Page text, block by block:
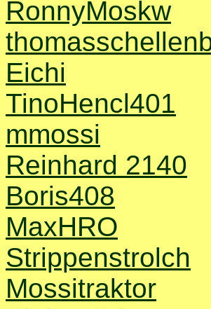
RonnyMoskw
Eichi
TinoHencl401
mmossi
Reinhard 2140
Boris408
MaxHRO
Strippenstrolch
Mossitraktor